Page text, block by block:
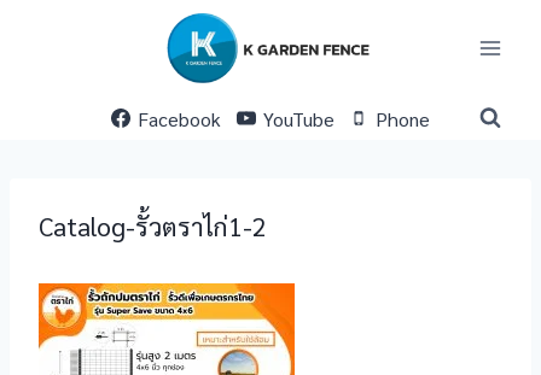
Facebook
YouTube Phone
Catalog-รั้วตราไก่1-2